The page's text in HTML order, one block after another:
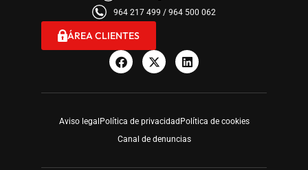
964 217 499 / 964 500 062
ÁREA CLIENTES
Aviso legal Política de privacidad Política de cookies
Canal de denuncias